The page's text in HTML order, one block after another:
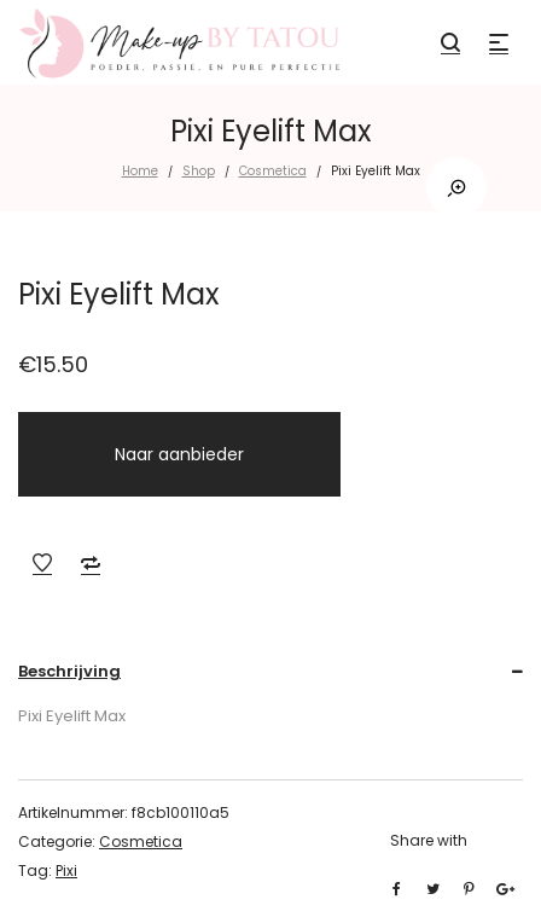
Pixi Eyelift Max
Home / Shop / Cosmetica / Pixi Eyelift Max
Pixi Eyelift Max
€15.50
Naar aanbieder
Beschrijving
Pixi Eyelift Max
Artikelnummer: f8cb100110a5
Categorie: Cosmetica
Tag: Pixi
Share with